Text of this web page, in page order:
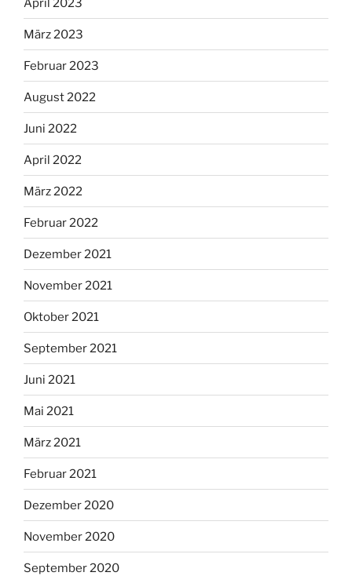
April 2023
März 2023
Februar 2023
August 2022
Juni 2022
April 2022
März 2022
Februar 2022
Dezember 2021
November 2021
Oktober 2021
September 2021
Juni 2021
Mai 2021
März 2021
Februar 2021
Dezember 2020
November 2020
September 2020